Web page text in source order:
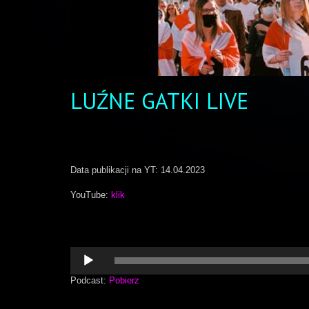
LUŹNE GATKI LIVE
Data publikacji na YT: 14.04.2023
YouTube: klik
Odtwarzacz
plików
dźwiękowych
Podcast: Pobierz